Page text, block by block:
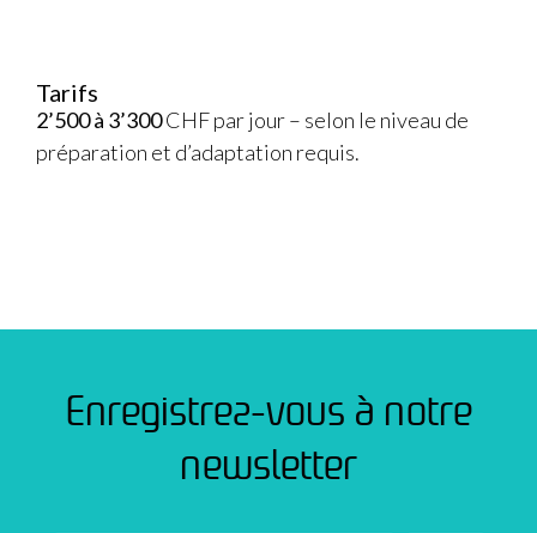
Tarifs
2’500 à 3’300CHF par jour – selon le niveau de
préparation et d’adaptation requis.
Enregistrez-vous à notre
newsletter